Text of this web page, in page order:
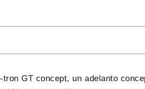
GT concept, un adelanto